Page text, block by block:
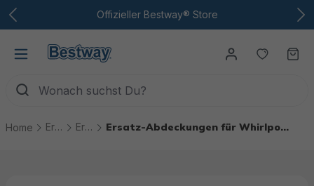
Zum Hauptinhalt Offizieller Bestway® Store
Du
Home Ersatzteile Ersatzteile Whirlpools Ersatz-Abdeckungen für Whirlpools